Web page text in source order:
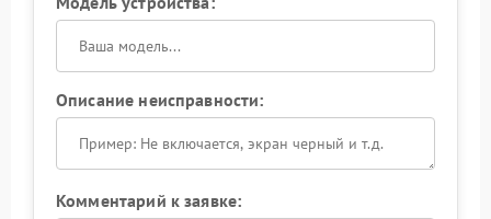
Описание неисправности:
Комментарий к заявке: